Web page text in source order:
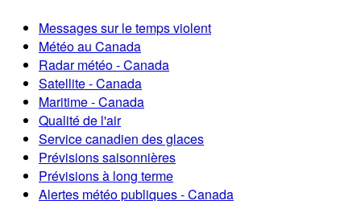
Messages sur le temps violent
Météo au Canada
Radar météo - Canada
Satellite - Canada
Maritime - Canada
Qualité de l'air
Service canadien des glaces
Prévisions saisonnières
Prévisions à long terme
Alertes météo publiques - Canada